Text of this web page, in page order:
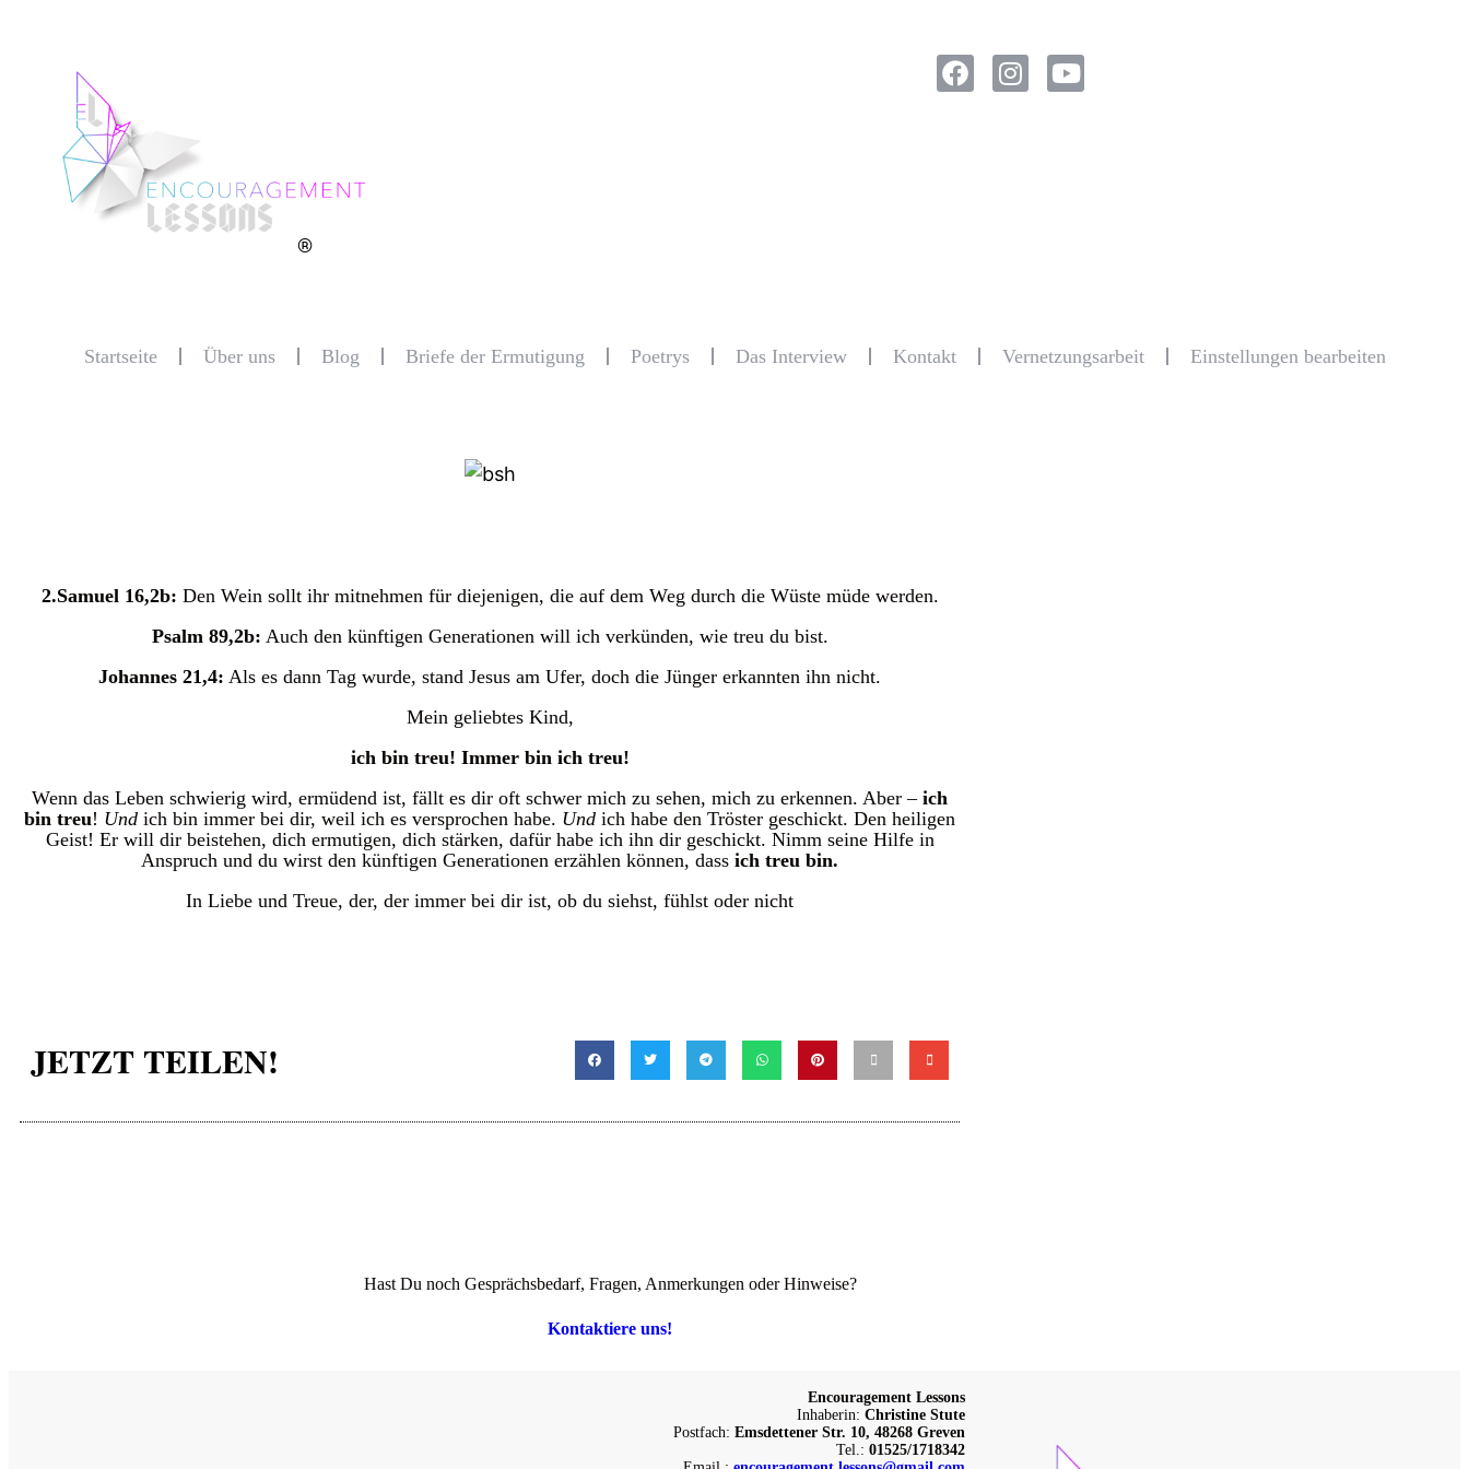
®
Startseite Über uns Blog Briefe der Ermutigung Poetrys Das Interview Kontakt Vernetzungsarbeit Einstellungen bearbeiten
2.Samuel 16,2b: Den Wein sollt ihr mitnehmen für diejenigen, die auf dem Weg durch die Wüste müde werden.
Psalm 89,2b: Auch den künftigen Generationen will ich verkünden, wie treu du bist.
Johannes 21,4: Als es dann Tag wurde, stand Jesus am Ufer, doch die Jünger erkannten ihn nicht.
Mein geliebtes Kind,
ich bin treu! Immer bin ich treu!
Wenn das Leben schwierig wird, ermüdend ist, fällt es dir oft schwer mich zu sehen, mich zu erkennen. Aber – ich
bin treu! Und ich bin immer bei dir, weil ich es versprochen habe. Und ich habe den Tröster geschickt. Den heiligen
Geist! Er will dir beistehen, dich ermutigen, dich stärken, dafür habe ich ihn dir geschickt. Nimm seine Hilfe in
Anspruch und du wirst den künftigen Generationen erzählen können, dass ich treu bin.
In Liebe und Treue, der, der immer bei dir ist, ob du siehst, fühlst oder nicht
JETZT TEILEN!
Hast Du noch Gesprächsbedarf, Fragen, Anmerkungen oder Hinweise?
Kontaktiere uns!
Encouragement Lessons
Inhaberin:Christine Stute
Postfach:Emsdettener Str. 10, 48268 Greven
Tel.:01525/1718342